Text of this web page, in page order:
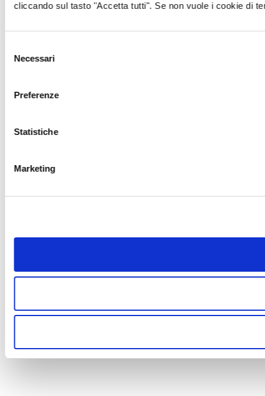
cliccando sul tasto "Accetta tutti". Se non vuole i cookie di
delNecessari
Preferenze
Statistiche
Marketing